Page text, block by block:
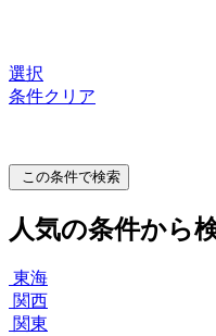
選択
条件クリア
この条件で検索
人気の条件から
東海
関西
関東